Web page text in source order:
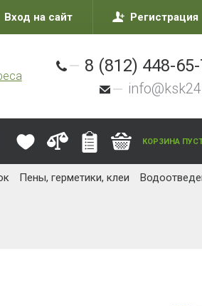
Вход на сайт Регистрация
8 (812) 448-
КОРЗИНА
Пены, герметики, клеи